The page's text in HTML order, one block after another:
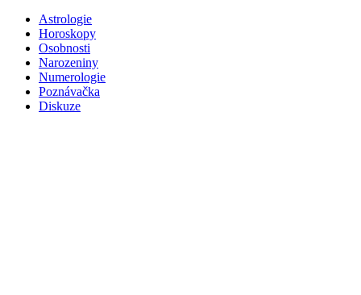
Astrologie
Horoskopy
Osobnosti
Narozeniny
Numerologie
Poznávačka
Diskuze